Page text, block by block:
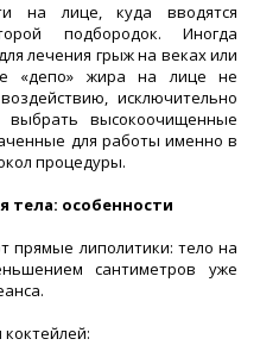
на лице, куда вводятся
подбородок. Иногда
лечения грыж на веках или
«депо» жира на лице не
исключительно
выбрать высокоочищенные
для работы именно в
процедуры.
тела: особенности
прямые липолитики: тело на
сантиметров уже